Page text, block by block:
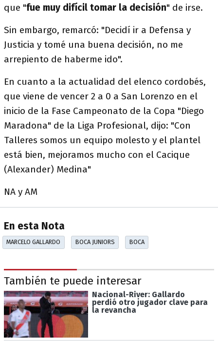
que "fue muy difícil tomar la decisión" de irse.
Sin embargo, remarcó: "Decidí ir a Defensa y
Justicia y tomé una buena decisión, no me
arrepiento de haberme ido".
En cuanto a la actualidad del elenco cordobés,
que viene de vencer 2 a 0 a San Lorenzo en el
inicio de la Fase Campeonato de la Copa "Diego
Maradona" de la Liga Profesional, dijo: "Con
Talleres somos un equipo molesto y el plantel
está bien, mejoramos mucho con el Cacique
(Alexander) Medina"
NA y AM
En esta Nota
MARCELO GALLARDO BOCA JUNIORS BOCA
También te puede interesar
Nacional-River: Gallardo
perdió otro jugador clave para
la revancha